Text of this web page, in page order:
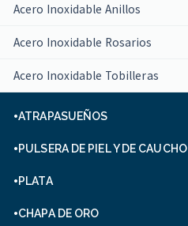
Acero Inoxidable Anillos
Acero Inoxidable Rosarios
Acero Inoxidable Tobilleras
ATRAPASUEÑOS
PULSERA DE PIEL Y DE CAUCHO
PLATA
CHAPA DE ORO